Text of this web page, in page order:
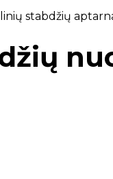
stabdžių